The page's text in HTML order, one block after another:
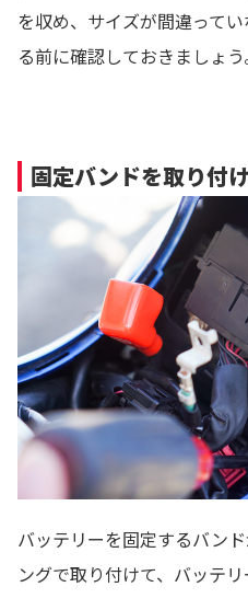
を収め、サイズが間違って
る前に確認しておきましょう
固定バンドを取り付
バッテリーを固定するバン
ングで取り付けて、バッテリ